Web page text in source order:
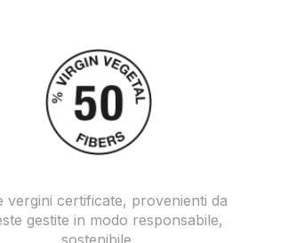
vergini certificate, provenienti da
gestite in modo responsabile,